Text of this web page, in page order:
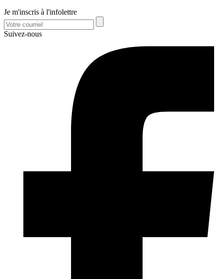
Je m'inscris à l'infolettre
Suivez-nous